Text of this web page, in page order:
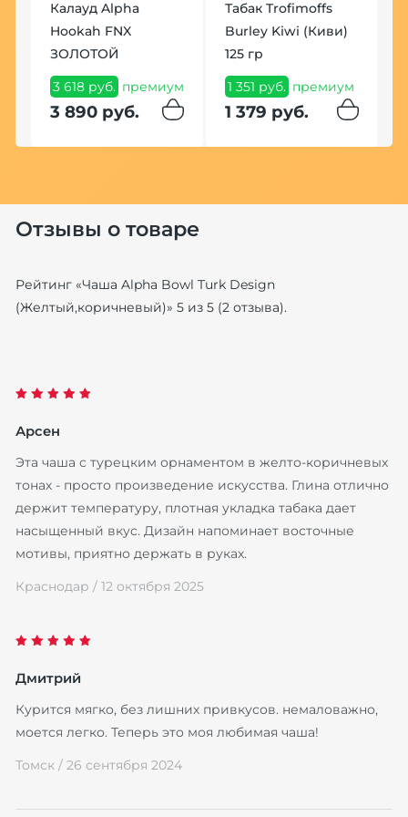
Калауд Alpha
Hookah FNX
ЗОЛОТОЙ
3 618 руб. премиум
3 890 руб.
Табак Trofimoffs
Burley Kiwi (Киви)
125 гр
1 351 руб. премиум
1 379 руб.
Отзывы о товаре
Рейтинг «Чаша Alpha Bowl Turk Design
(Желтый,коричневый)» 5из 5(2отзыва).
Арсен
Эта чаша с турецким орнаментом в желто-коричневых
тонах - просто произведение искусства. Глина отлично
держит температуру, плотная укладка табака дает
насыщенный вкус. Дизайн напоминает восточные
мотивы, приятно держать в руках.
Краснодар / 12 октября 2025
Дмитрий
Курится мягко, без лишних привкусов. немаловажно,
моется легко. Теперь это моя любимая чаша!
Томск / 26 сентября 2024